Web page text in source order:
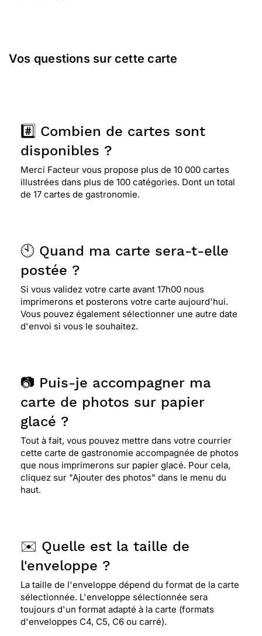
Vos questions sur cette carte
#️⃣ Combien de cartes sont
disponibles ?
Merci Facteur vous propose plus de 10 000 cartes
illustrées dans plus de 100 catégories. Dont un total
de 17 cartes de gastronomie.
🕙 Quand ma carte sera-t-elle
postée ?
Si vous validez votre carte avant 17h00 nous
imprimerons et posterons votre carte aujourd'hui.
Vous pouvez également sélectionner une autre date
d'envoi si vous le souhaitez.
📷 Puis-je accompagner ma
carte de photos sur papier
glacé ?
Tout à fait, vous pouvez mettre dans votre courrier
cette carte de gastronomie accompagnée de photos
que nous imprimerons sur papier glacé. Pour cela,
cliquez sur "Ajouter des photos" dans le menu du
haut.
✉️ Quelle est la taille de
l'enveloppe ?
La taille de l'enveloppe dépend du format de la carte
sélectionnée. L'enveloppe sélectionnée sera
toujours d'un format adapté à la carte (formats
d'enveloppes C4, C5, C6 ou carré).